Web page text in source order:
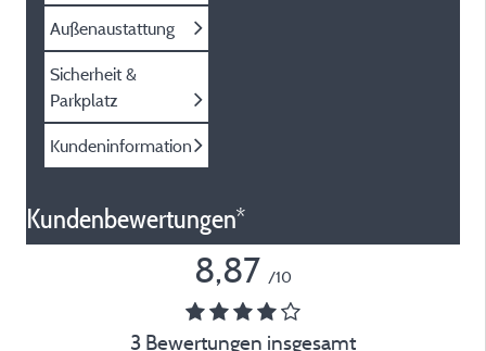
Außenaustattung
Sicherheit &
Parkplatz
Kundeninformation
Kundenbewertungen*
8,87 /10
3 Bewertungen insgesamt